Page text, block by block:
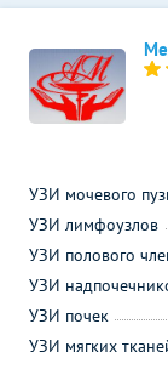
УЗИ мочевого
УЗИ лимфоузлов
УЗИ полового
УЗИ
УЗИ почек
УЗИ мягких